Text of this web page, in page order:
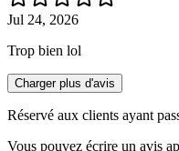
Jul 24, 2026
Trop bien lol
Charger plus d'avis
Réservé aux clients ayant
Vous pouvez écrire un avis